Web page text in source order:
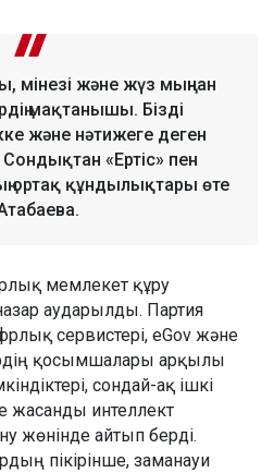
мінезі және жүз мыңнан
мақтанышы. Бізді
және нәтижеге деген
Сондықтан «Ертіс» пен
ортақ құндылықтары өте
мемлекет құру
аударылды. Партия
сервистері, eGov және
қосымшалары арқылы
сондай-ақ ішкі
жасанды интеллект
жөнінде айтып берді.
пікірінше, заманауи